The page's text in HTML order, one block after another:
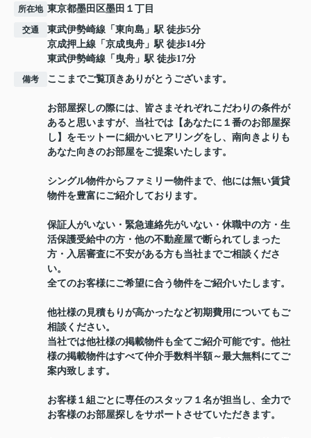
所在地 東京都墨田区墨田 １丁目
交通 東武伊勢崎線 「 東向島 」駅 徒歩5分
京成押上線 「 京成曳舟 」駅 徒歩14分
東武伊勢崎線 「 曳舟 」駅 徒歩17分
備考 ここまでご覧頂きありがとうございます。
お部屋探しの際には、皆さまそれぞれこだわりの条件が
あると思いますが、当社では【あなたに１番のお部屋探
し】をモットーに細かいヒアリングをし、南向きよりも
あなた向きのお部屋をご提案いたします。
シングル物件からファミリー物件まで、他には無い賃貸
物件を豊富にご紹介しております。
保証人がいない・緊急連絡先がいない・休職中の方・生
活保護受給中の方・他の不動産屋で断られてしまった
方・入居審査に不安がある方も当社までご相談くださ
い。
全てのお客様にご希望に合う物件をご紹介いたします。
他社様の見積もりが高かったなど初期費用についてもご
相談ください。
当社では他社様の掲載物件も全てご紹介可能です。他社
様の掲載物件はすべて仲介手数料半額～最大無料にてご
案内致します。
お客様１組ごとに専任のスタッフ１名が担当し、全力で
お客様のお部屋探しをサポートさせていただきます。